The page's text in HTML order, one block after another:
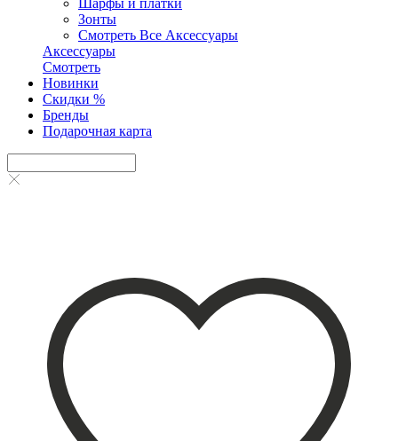
Зонты
Смотреть Все Аксессуары
Аксессуары
Смотреть
Новинки
Скидки %
Бренды
Подарочная карта